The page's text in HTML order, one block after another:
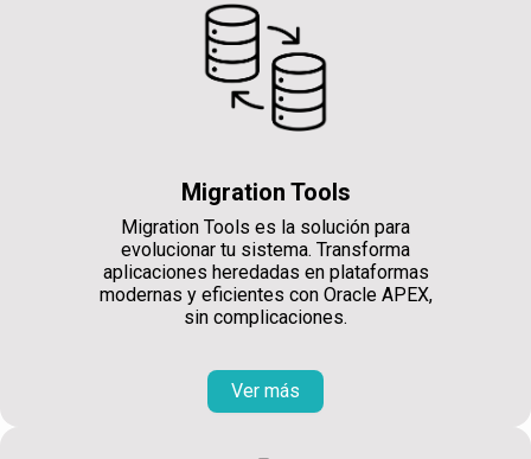
Migration Tools
Migration Tools es la solución para
evolucionar tu sistema. Transforma
aplicaciones heredadas en plataformas
modernas y eficientes con Oracle APEX,
sin complicaciones.
Ver más